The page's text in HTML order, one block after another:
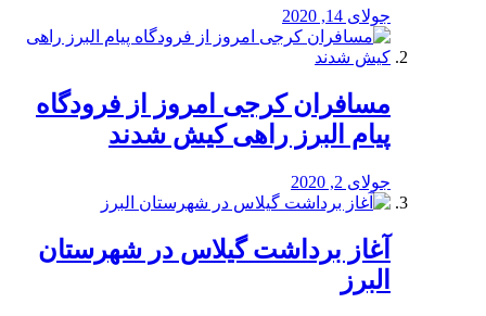
جولای 14, 2020
مسافران کرجی امروز از فرودگاه
پیام البرز راهی کیش شدند
جولای 2, 2020
آغاز برداشت گیلاس در شهرستان
البرز